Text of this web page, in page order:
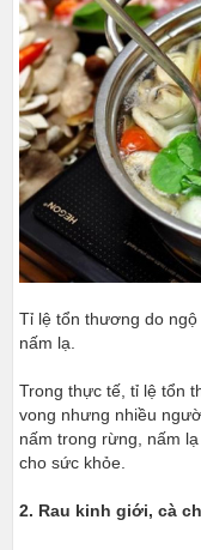
Tỉ lệ tổn thương do
nấm lạ.
Trong thực tế, tỉ lệ tổn
vong nhưng nhiều
nấm trong rừng, nấm
cho sức khỏe.
2. Rau kinh giới, cà